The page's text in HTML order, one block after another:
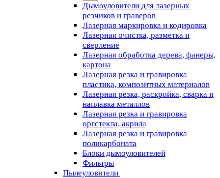
Дымоуловители для лазерных
резчиков и граверов
Лазерная маркировка и кодировка
Лазерная очистка, разметка и
сверление
Лазерная обработка дерева, фанеры,
картона
Лазерная резка и гравировка
пластика, композитных материалов
Лазерная резка, раскройка, сварка и
наплавка металлов
Лазерная резка и гравировка
оргстекла, акрила
Лазерная резка и гравировка
поликарбоната
Блоки дымоуловителей
Фильтры
Пылеуловители